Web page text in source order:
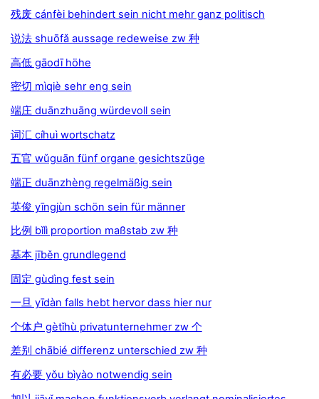
残废 cánfèi behindert sein nicht mehr ganz politisch
说法 shuōfǎ aussage redeweise zw 种
高低 gāodī höhe
密切 mìqiè sehr eng sein
端庄 duānzhuāng würdevoll sein
词汇 cíhuì wortschatz
五官 wǔguān fünf organe gesichtszüge
端正 duānzhèng regelmäßig sein
英俊 yīngjùn schön sein für männer
比例 bǐlì proportion maßstab zw 种
基本 jīběn grundlegend
固定 gùdìng fest sein
一旦 yīdàn falls hebt hervor dass hier nur
个体户 gètǐhù privatunternehmer zw 个
差别 chābié differenz unterschied zw 种
有必要 yǒu bìyào notwendig sein